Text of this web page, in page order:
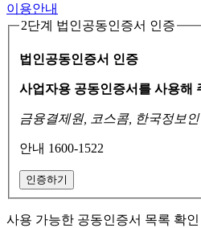
이용안내
2단계 법인공동인증서 인증
법인공동인증서 인증
사업자용 공동인증서를 사용해
금융결제원, 코스콤, 한국정보
안내 1600-1522
인증하기
사용 가능한 공동인증서 목록 확